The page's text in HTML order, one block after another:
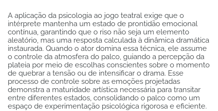
A aplicação da psicologia ao jogo teatral exige que o
intérprete mantenha um estado de prontidão emocional
contínua, garantindo que o riso não seja um elemento
aleatório, mas uma resposta calculada à dinâmica dramática
instaurada. Quando o ator domina essa técnica, ele assume
o controle da atmosfera do palco, guiando a percepção da
plateia por meio de escolhas conscientes sobre o momento
de quebrar a tensão ou de intensificar o drama. Esse
processo de controle sobre as emoções projetadas
demonstra a maturidade artística necessária para transitar
entre diferentes estados, consolidando o palco como um
espaço de experimentação psicológica rigorosa e eficiente.